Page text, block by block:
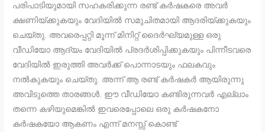
പരിപാടിയുമായി സഹകരിക്കുന്ന രണ്ട് കർഷകരെ അവർ
ക്ഷണിയ്ക്കുകയും വേദിയിൽ സമുചിതമായി ആദരിയ്ക്കുകയും
ചെയ്തു. അവരെപ്പറ്റി മൂന്ന് മിനിറ്റ് ദൈർഘ്യമുള്ള ഒരു
വീഡിയോ ആദ്യം വേദിയിൽ പ്രദർശിപ്പിക്കുകയും പിന്നീടവരെ
വേദിയിൽ ഇരുത്തി അവർക്ക് പൊന്നാടയും ഫലകവും
നൽകുകയും ചെയ്തു. അന്ന് ആ രണ്ട് കർഷകർ ആയിരുന്നു
അവിടുത്തെ താരങ്ങൾ. ഈ വീഡിയോ കണ്ടിരുന്നവർ എല്ലാം
തന്നെ കഴിയുമെങ്കിൽ ഇവരെപ്പോലെ ഒരു കർഷകനോ
കർഷകയോ ആകണം എന്ന് മനസ്സ് കൊണ്ട്